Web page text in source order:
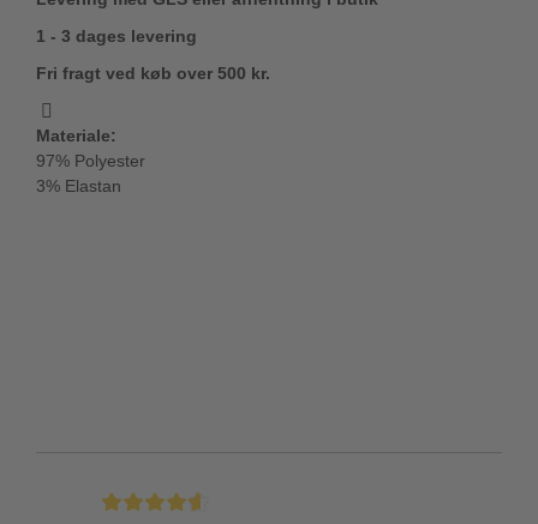
1 - 3 dages levering
Fri fragt ved køb over 500 kr.
Materiale:
97% Polyester
3% Elastan